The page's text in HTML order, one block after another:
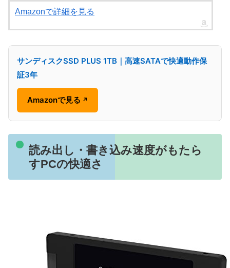
Amazonで詳細を見る
サンディスクSSD PLUS 1TB｜高速SATAで快適動作保
証3年
Amazonで見る ↗
読み出し・書き込み速度がもたら
すPCの快適さ